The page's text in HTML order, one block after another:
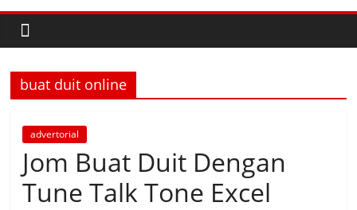
buat duit online
advertorial
Jom Buat Duit Dengan
Tune Talk Tone Excel